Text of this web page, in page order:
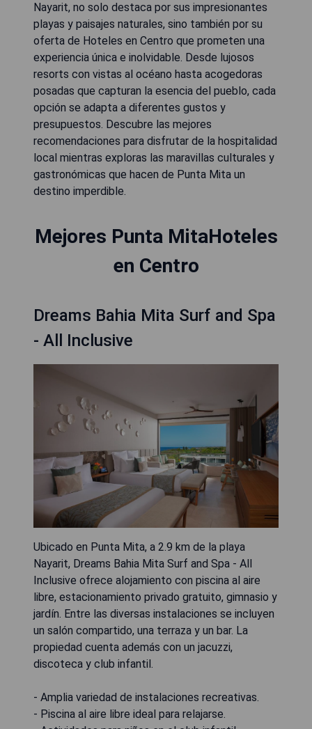
Nayarit, no solo destaca por sus impresionantes
playas y paisajes naturales, sino también por su
oferta de Hoteles en Centro que prometen una
experiencia única e inolvidable. Desde lujosos
resorts con vistas al océano hasta acogedoras
posadas que capturan la esencia del pueblo, cada
opción se adapta a diferentes gustos y
presupuestos. Descubre las mejores
recomendaciones para disfrutar de la hospitalidad
local mientras exploras las maravillas culturales y
gastronómicas que hacen de Punta Mita un
destino imperdible.
Mejores Punta MitaHoteles
en Centro
Dreams Bahia Mita Surf and Spa
- All Inclusive
Ubicado en Punta Mita, a 2.9 km de la playa
Nayarit, Dreams Bahia Mita Surf and Spa - All
Inclusive ofrece alojamiento con piscina al aire
libre, estacionamiento privado gratuito, gimnasio y
jardín. Entre las diversas instalaciones se incluyen
un salón compartido, una terraza y un bar. La
propiedad cuenta además con un jacuzzi,
discoteca y club infantil.
- Amplia variedad de instalaciones recreativas.
- Piscina al aire libre ideal para relajarse.